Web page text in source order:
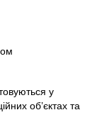
у
об’єктах та